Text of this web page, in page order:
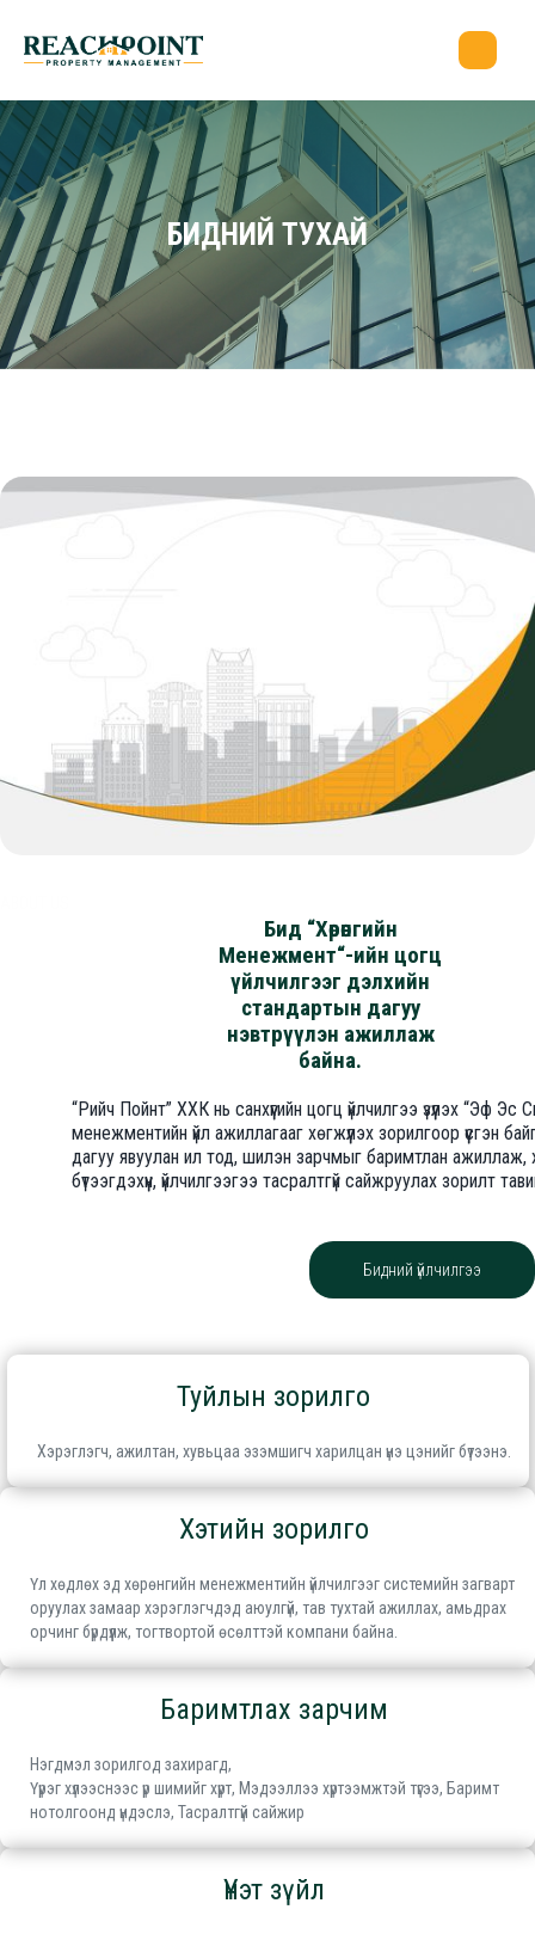
БИДНИЙ ТУХАЙ
Бид “Хөрөнгийн
Менежмент“-ийн цогц
үйлчилгээг дэлхийн
стандартын дагуу
нэвтрүүлэн ажиллаж
байна.
“Рийч Пойнт” ХХК нь санхүүгийн цогц үйлчилгээ үзүүлэх “Эф
менежментийн үйл ажиллагааг хөгжүүлэх зорилгоор үүсгэн
дагуу явуулан ил тод, шилэн зарчмыг баримтлан ажиллаж,
бүтээгдэхүүн, үйлчилгээгээ тасралтгүй сайжруулах зорилт
Бидний үйлчилгээ
Туйлын зорилго
Хэрэглэгч, ажилтан, хувьцаа эзэмшигч харилцан үнэ цэнийг бүтээнэ.
Хэтийн зорилго
Үл хөдлөх эд хөрөнгийн менежментийн үйлчилгээг системийн загварт
оруулах замаар хэрэглэгчдэд аюулгүй, тав тухтай ажиллах, амьдрах
орчинг бүрдүүлж, тогтвортой өсөлттэй компани байна.
Баримтлах зарчим
Нэгдмэл зорилгод захирагд,
Үүрэг хүлээснээс үр шимийг хүрт, Мэдээллээ хүртээмжтэй түгээ, Баримт
нотолгоонд үндэслэ, Тасралтгүй сайжир
Үнэт зүйл